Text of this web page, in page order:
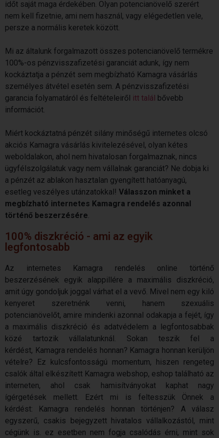
időt saját maga érdekében. Olyan potencianövelő szerért
nem kell fizetnie, ami nem használ, vagy elégedetlen vele,
persze a normális keretek között.
Mi az általunk forgalmazott összes potencianövelő termékre
100%-os pénzvisszafizetési garanciát adunk, így nem
kockáztatja a pénzét sem megbízható Kamagra vásárlás
személyes átvétel esetén sem. A pénzvisszafizetési
garancia folyamatáról és feltételeiről itt talál bővebb
információt.
Miért kockáztatná pénzét silány minőségű internetes olcsó
akciós Kamagra vásárlás kivitelezésével, olyan kétes
weboldalakon, ahol nem hivatalosan forgalmaznak, nincs
ügyfélszolgálatuk vagy nem vállalnak garanciát? Ne dobja ki
a pénzét az ablakon hasztalan gyengített hatóanyagú,
esetleg veszélyes utánzatokkal! Válasszon minket a
megbízható internetes Kamagra rendelés azonnal
történő beszerzésére
100% diszkréció - ami az egyik
legfontosabb
Az internetes Kamagra rendelés online történő
beszerzésének egyik alappillére a maximális diszkréció,
amit úgy gondoljuk joggal várhat el a vevő. Mivel nem egy kiló
kenyeret szeretnénk venni, hanem szexuális
potencianövelőt, amire mindenki azonnal odakapja a fejét, így
a maximális diszkréció és adatvédelem a legfontosabbak
közé tartozik vállalatunknál. Sokan teszik fel a
kérdést, Kamagra rendelés honnan? Kamagra honnan kerüljön
vételre? Ez kulcsfontosságú momentum, hiszen rengeteg
csalók által elkészített Kamagra webshop, eshop található az
interneten, ahol csak hamisítványokat kaphat nagy
ígérgetések mellett. Ezért mi is feltesszük Önnek a
kérdést: Kamagra rendelés honnan történjen? A válasz
egyszerű, csakis bejegyzett hivatalos vállalkozástól, mint
cégünk is. ez esetben nem fogja csalódás érni, mint sok